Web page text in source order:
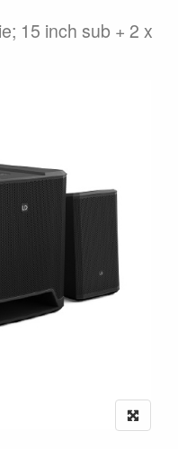
15 inch sub + 2 x